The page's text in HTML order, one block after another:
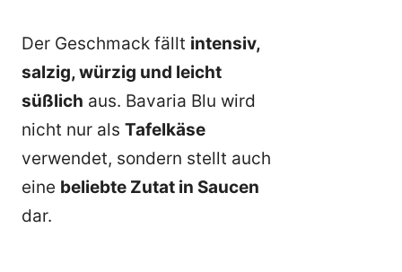
Der Geschmack fällt intensiv,
salzig, würzig und leicht
süßlich aus. Bavaria Blu wird
nicht nur als Tafelkäse
verwendet, sondern stellt auch
eine beliebte Zutat in Saucen
dar.